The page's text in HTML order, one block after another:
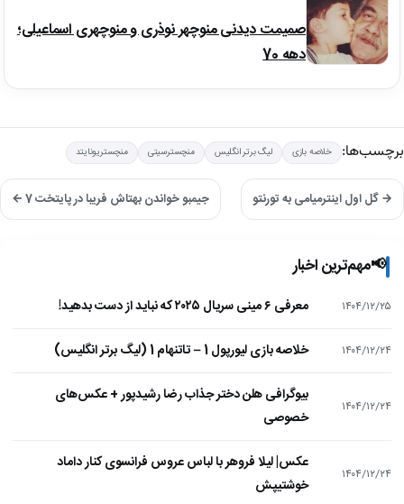
صمیمت دیدنی منوچهر نوذری و منوچهری اسماعیلی؛
دهه 70
برچسب‌ها: خلاصه بازی لیگ برتر انگلیس منچسترسیتی منچستریونایتد
→ گل اول اینترمیامی به تورنتو جیمبو خواندن بهتاش فریبا در پایتخت 7 ←
📢مهم‌ترین اخبار
۱۴۰۴/۱۲/۲۵ معرفی ۶ مینی سریال ۲۰۲۵ که نباید از دست بدهید!
۱۴۰۴/۱۲/۲۴ خلاصه بازی لیورپول 1 – تاتنهام 1 (لیگ برتر انگلیس)
۱۴۰۴/۱۲/۲۴
بیوگرافی هلن دختر جذاب رضا رشیدپور + عکس‌های
خصوصی
۱۴۰۴/۱۲/۲۴
عکس| لیلا فروهر با لباس عروس فرانسوی کنار داماد
خوشتیپش